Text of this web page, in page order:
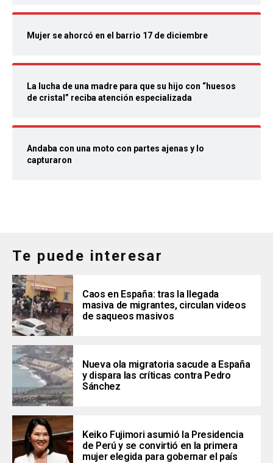
Mujer se ahorcó en el barrio 17 de diciembre
La lucha de una madre para que su hijo con “huesos
de cristal” reciba atención especializada
Andaba con una moto con partes ajenas y lo
capturaron
Te puede interesar
Caos en España: tras la llegada
masiva de migrantes, circulan videos
de saqueos masivos
Nueva ola migratoria sacude a España
y dispara las críticas contra Pedro
Sánchez
Keiko Fujimori asumió la Presidencia
de Perú y se convirtió en la primera
mujer elegida para gobernar el país